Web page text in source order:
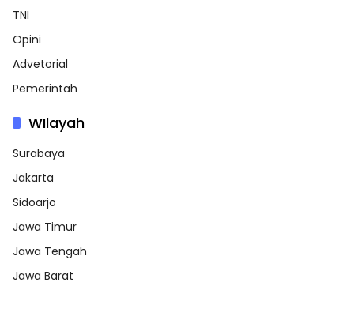
TNI
Opini
Advetorial
Pemerintah
WIlayah
Surabaya
Jakarta
Sidoarjo
Jawa Timur
Jawa Tengah
Jawa Barat